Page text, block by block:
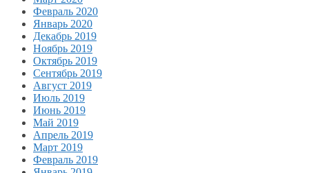
Февраль 2020
Январь 2020
Декабрь 2019
Ноябрь 2019
Октябрь 2019
Сентябрь 2019
Август 2019
Июль 2019
Июнь 2019
Май 2019
Апрель 2019
Март 2019
Февраль 2019